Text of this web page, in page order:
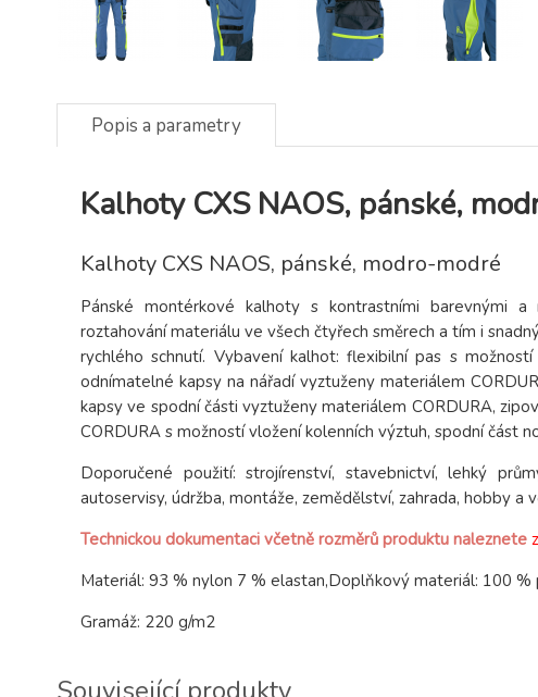
Popis a parametry
Kalhoty CXS NAOS, pánské,
Kalhoty CXS NAOS, pánské, modro-modré
Pánské montérkové kalhoty s kontrastními barevnými
roztahování materiálu ve všech čtyřech směrech a tím i
rychlého schnutí. Vybavení kalhot: flexibilní pas s
odnímatelné kapsy na nářadí vyztuženy materiálem
kapsy ve spodní části vyztuženy materiálem CORDURA,
CORDURA s možností vložení kolenních výztuh, spodní část
Doporučené použití: strojírenství, stavebnictví, lehký
autoservisy, údržba, montáže, zemědělství, zahrada, hobby a
Technickou dokumentaci včetně rozměrů produktu naleznete
Materiál: 93 % nylon 7 % elastan,Doplňkový materiál: 100
Gramáž: 220 g/m2